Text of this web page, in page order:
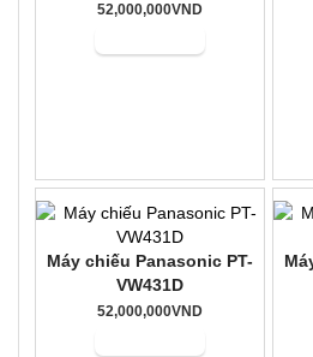
52,000,000VND
Máy chiếu Panasonic PT-
VW431D
52,000,000VND